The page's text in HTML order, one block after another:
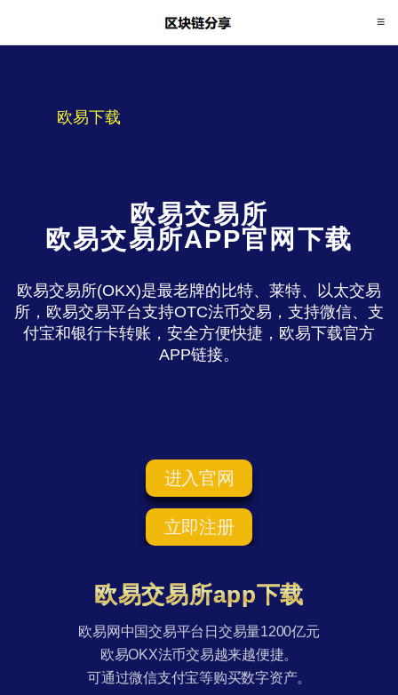
欧易下载
欧易交易所
欧易交易所APP官网下载
欧易交易所(OKX)是最老牌的比特、莱特、以太交易
所，欧易交易平台支持OTC法币交易，支持微信、支
付宝和银行卡转账，安全方便快捷，欧易下载官方
APP链接。
进入官网
立即注册
欧易交易所app下载
欧易网中国交易平台日交易量1200亿元
欧易OKX法币交易越来越便捷。
可通过微信支付宝等购买数字资产。